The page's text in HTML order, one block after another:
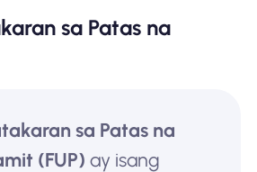
sa Patas na
sa Patas na
(FUP) ay isang